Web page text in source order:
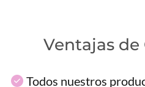
Ventajas
Todos nuestros